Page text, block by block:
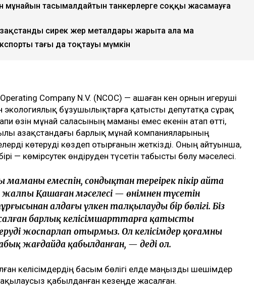
мұнайын тасымалдайтын танкерлерге соққы жасамауға
сирек жер металдары жарыта ала ма
тағы да тоқтауы мүмкін
Company N.V. (NCOC) — Қашаған кен орнын игеруші
экологиялық бұзушылықтарға қатысты депутатқа сұрақ
өзін мұнай саласының маманы емес екенін атап өтті,
Қазақстандағы барлық мұнай компанияларының
көтеруді көздеп отырғанын жеткізді. Оның айтуынша,
— көмірсутек өндіруден түсетін табысты бөлу мәселесі.
маманы емеспін, сондықтан тереңірек пікір айта
Қашаған мәселесі — өнімнен түсетін
алдағы үлкен талқылаудың бір бөлігі. Біз
барлық келісімшарттарға қатысты
жоспарлап отырмыз. Ол келісімдер қоғамның
жағдайда қабылданған, — деді ол.
келісімдердің басым бөлігі елде маңызды шешімдер
қабылданған кезеңде жасалған.